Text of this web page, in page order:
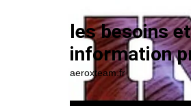
les besoins
information
aeroxteam.fr